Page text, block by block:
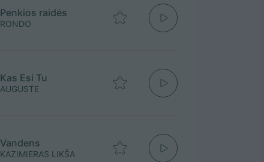
Penkios raidės
RONDO
Kas Esi Tu
AUGUSTE
Vandens
KAZIMIERAS LIKŠA